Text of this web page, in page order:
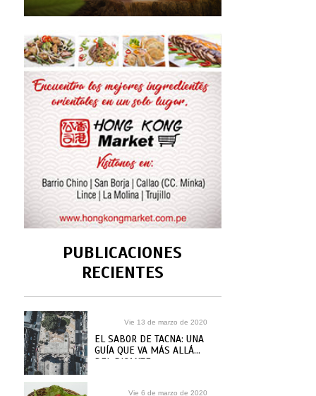
PUBLICACIONES
RECIENTES
Vie 13 de marzo de 2020
EL SABOR DE TACNA: UNA
GUÍA QUE VA MÁS ALLÁ
DEL PICANTE
Vie 6 de marzo de 2020